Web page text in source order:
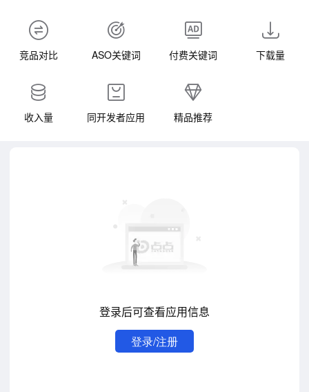
竞品对比 ASO关键词 付费关键词 下载量
收入量 同开发者应用 精品推荐
登录后可查看应用信息
登录/注册